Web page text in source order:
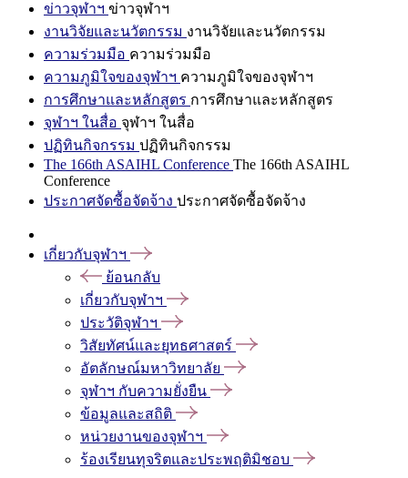
ข่าวจุฬาฯ ข่าวจุฬาฯ
งานวิจัยและนวัตกรรม งานวิจัยและนวัตกรรม
ความร่วมมือ ความร่วมมือ
ความภูมิใจของจุฬาฯ ความภูมิใจของจุฬาฯ
การศึกษาและหลักสูตร การศึกษาและหลักสูตร
จุฬาฯ ในสื่อ จุฬาฯ ในสื่อ
ปฏิทินกิจกรรม ปฏิทินกิจกรรม
The 166th ASAIHL Conference The 166th ASAIHL
Conference
ประกาศจัดซื้อจัดจ้าง ประกาศจัดซื้อจัดจ้าง
เกี่ยวกับจุฬาฯ
ย้อนกลับ
เกี่ยวกับจุฬาฯ
ประวัติจุฬาฯ
วิสัยทัศน์และยุทธศาสตร์
อัตลักษณ์มหาวิทยาลัย
จุฬาฯ กับความยั่งยืน
ข้อมูลและสถิติ
หน่วยงานของจุฬาฯ
ร้องเรียนทุจริตและประพฤติมิชอบ